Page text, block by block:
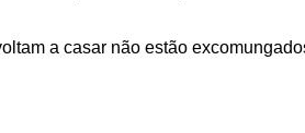
a casar não estão